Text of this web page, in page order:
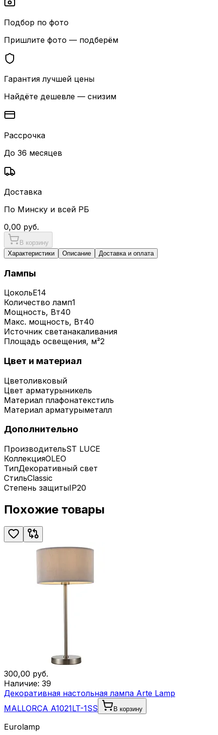
Подбор по фото
Пришлите фото — подберём
Гарантия лучшей цены
Найдёте дешевле — снизим
Рассрочка
До 36 месяцев
Доставка
По Минску и всей РБ
0,00 руб.
В корзину
Характеристики
Описание Доставка и оплата
Лампы
ЦокольE14
Количество ламп1
Мощность, Вт40
Макс. мощность, Вт40
Источник светанакаливания
Площадь освещения, м²2
Цвет и материал
Цветоливковый
Цвет арматурыникель
Материал плафонатекстиль
Материал арматурыметалл
Дополнительно
ПроизводительST LUCE
КоллекцияOLEO
ТипДекоративный свет
СтильClassic
Степень защитыIP20
Похожие товары
300,00 руб.
Наличие: 39
Декоративная настольная лампа Arte Lamp
MALLORCA A1021LT-1SS
В корзину
Eurolamp